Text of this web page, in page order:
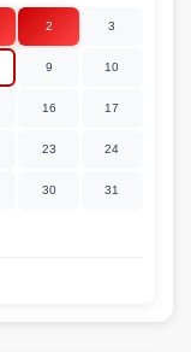
2 3
9 10
16 17
23 24
30 31